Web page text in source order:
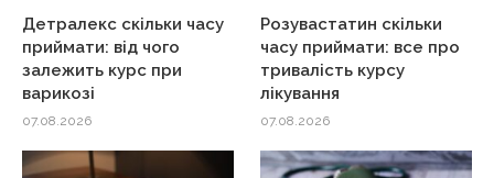
Детралекс скільки часу
приймати: від чого
залежить курс при
варикозі
07.08.2026
Розувастатин скільки
часу приймати: все про
тривалість курсу
лікування
07.08.2026